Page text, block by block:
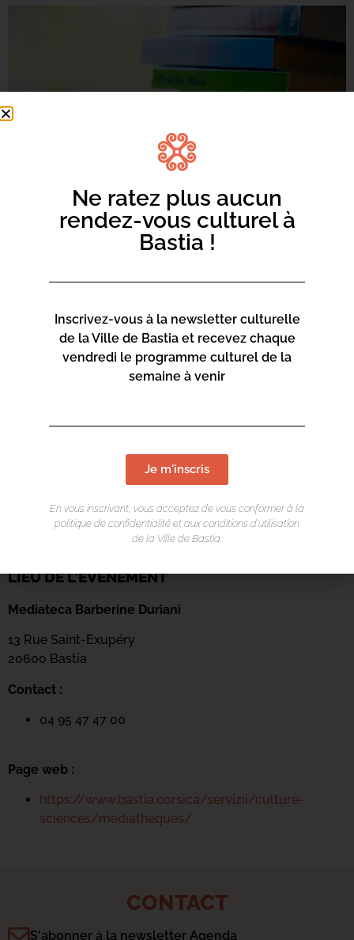
LIEU DE L'ÉVÉNEMENT
Mediateca Barberine Duriani
13 Rue Saint-Exupéry
20600 Bastia
Contact :
04 95 47 47 00
Page web :
https://www.bastia.corsica/servizii/culture-
sciences/mediatheques/
CONTACT
S'abonner à la newsletter Agenda
Ne ratez plus aucun
rendez-vous culturel à
Bastia !
Inscrivez-vous à la newsletter culturelle
de la Ville de Bastia et recevez chaque
vendredi le programme culturel de la
semaine à venir
Je m'inscris
En vous inscrivant, vous acceptez de vous conformer à la
politique de confidentialité et aux conditions d’utilisation
de la Ville de Bastia.